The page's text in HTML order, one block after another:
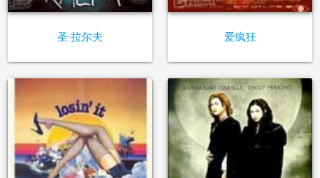
圣·拉尔夫 爱疯狂